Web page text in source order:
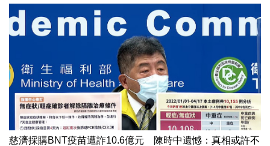
慈濟採購BNT疫苗遭詐10.6億元 陳時中遺憾：真相或許不